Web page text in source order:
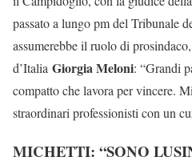
passato a lungo pm del Tribunale
assumerebbe il ruolo di
d’Italia Giorgia Meloni: “Grandi
compatto che lavora per vincere.
straordinari professionisti con un
MICHETTI: “SONO